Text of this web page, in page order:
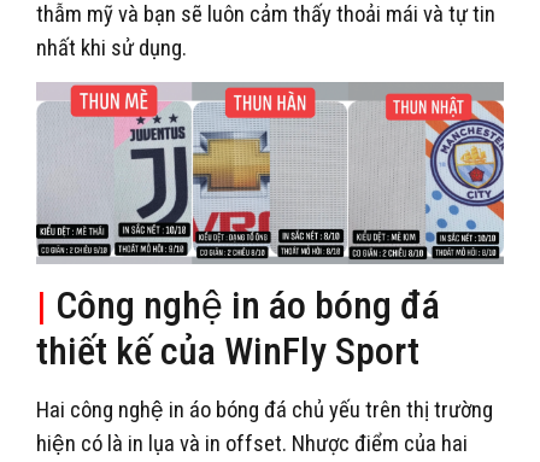
thẫm mỹ và bạn sẽ luôn cảm thấy thoải mái và tự tin
nhất khi sử dụng.
| Công nghệ in áo bóng đá
thiết kế của WinFly Sport
Hai công nghệ in áo bóng đá chủ yếu trên thị trường
hiện có là in lụa và in offset. Nhược điểm của hai